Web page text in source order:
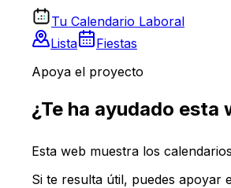
Tu Calendario Laboral
Lista
Fiestas
Apoya el proyecto
¿Te ha ayudado esta
Esta web muestra los
Si te resulta útil, puedes apoyar